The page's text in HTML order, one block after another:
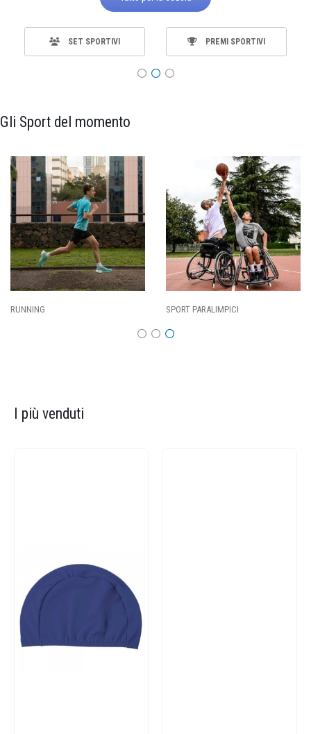
SET SPORTIVI PREMI SPORTIVI
Gli Sport del momento
I più venduti